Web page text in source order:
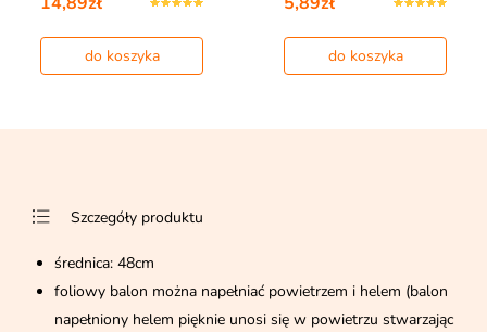
do koszyka do koszyka
Szczegóły produktu
średnica: 48cm
foliowy balon można napełniać powietrzem i helem (balon
napełniony helem pięknie unosi się w powietrzu stwarzając